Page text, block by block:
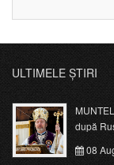
ULTIMELE ȘTIRI
după
08